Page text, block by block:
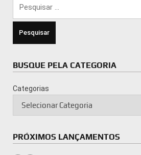
BUSQUE PELA CATEGORIA
Categorias
PRÓXIMOS LANÇAMENTOS